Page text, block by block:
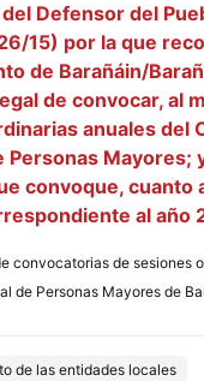
Defensor del
15) por la que
de Barañáin/
de convocar, al
anuales del
Personas Mayores;
convoque, cuanto
al año
convocatorias de sesiones
de Personas Mayores de
de las entidades locales